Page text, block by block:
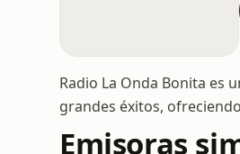
Radio La Onda Bonita es
grandes éxitos,
Emisoras